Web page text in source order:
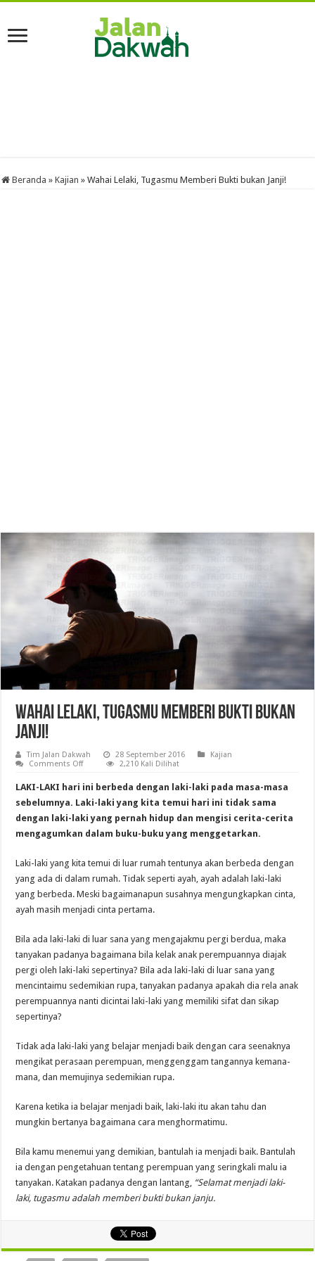
Beranda » Kajian » Wahai Lelaki, Tugasmu Memberi Bukti bukan Janji!
Wahai Lelaki, Tugasmu Memberi Bukti bukan
Janji!
Tim Jalan Dakwah 28 September 2016
Kajian
Comments Offon
Lelaki,
Tugasmu
Memberi
Bukti
bukan
2,210 Kali Dilihat
LAKI-LAKI hari ini berbeda dengan laki-laki pada masa-masa
sebelumnya. Laki-laki yang kita temui hari ini tidak sama
dengan laki-laki yang pernah hidup dan mengisi cerita-cerita
mengagumkan dalam buku-buku yang menggetarkan.
Laki-laki yang kita temui di luar rumah tentunya akan berbeda dengan
yang ada di dalam rumah. Tidak seperti ayah, ayah adalah laki-laki
yang berbeda. Meski bagaimanapun susahnya mengungkapkan cinta,
ayah masih menjadi cinta pertama.
Bila ada laki-laki di luar sana yang mengajakmu pergi berdua, maka
tanyakan padanya bagaimana bila kelak anak perempuannya diajak
pergi oleh laki-laki sepertinya? Bila ada laki-laki di luar sana yang
mencintaimu sedemikian rupa, tanyakan padanya apakah dia rela anak
perempuannya nanti dicintai laki-laki yang memiliki sifat dan sikap
sepertinya?
Tidak ada laki-laki yang belajar menjadi baik dengan cara seenaknya
mengikat perasaan perempuan, menggenggam tangannya kemana-
mana, dan memujinya sedemikian rupa.
Karena ketika ia belajar menjadi baik, laki-laki itu akan tahu dan
mungkin bertanya bagaimana cara menghormatimu.
Bila kamu menemui yang demikian, bantulah ia menjadi baik. Bantulah
ia dengan pengetahuan tentang perempuan yang seringkali malu ia
tanyakan. Katakan padanya dengan lantang, “Selamat menjadi laki-
laki, tugasmu adalah memberi bukti bukan janju.